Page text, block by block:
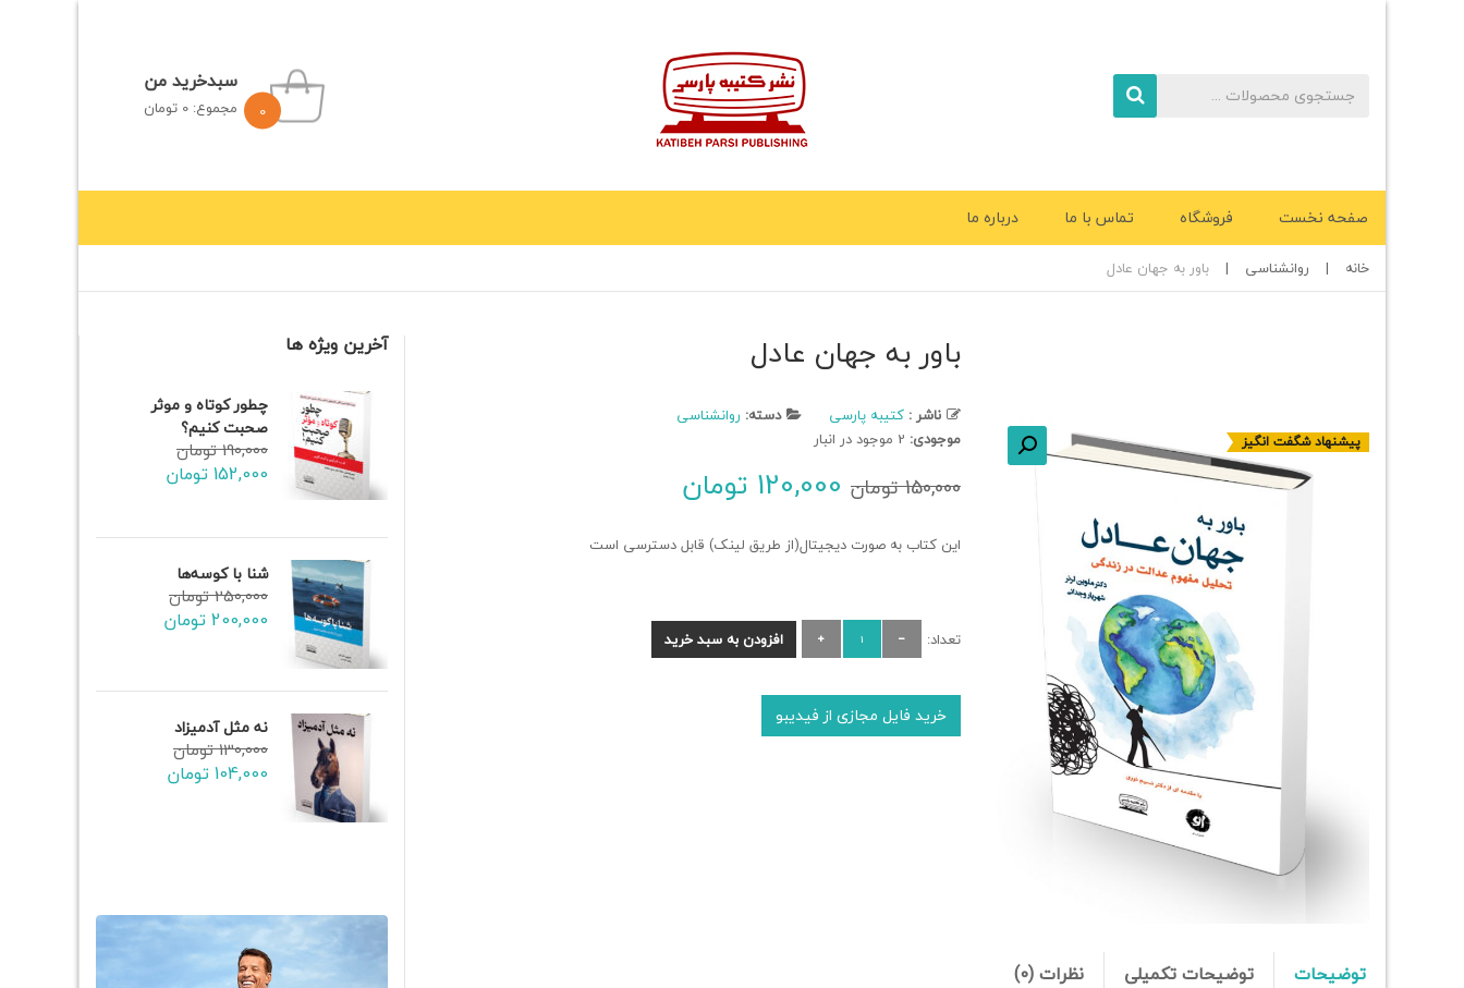
سبدخرید من
0 مجموع: 0 تومان
صفحه نخست فروشگاه تماس با ما درباره ما
خانه | روانشناسی | باور به جهان عادل
پیشنهاد شگفت انگیز
باور به جهان عادل
ناشر : کتیبه پارسی دسته: روانشناسی
موجودی: 2 موجود در انبار
150,000تومان 120,000 تومان
این کتاب به صورت دیجیتال(از طریق لینک) قابل دسترسی است
تعداد: افزودن به سبد خرید
خرید فایل مجازی از فیدیبو
توضیحات توضیحات تکمیلی نظرات (0)
آخرین ویژه ها
چطور کوتاه و موثر
صحبت کنیم؟
190,000تومان
152,000تومان
شنا با کوسه‌ها
250,000تومان
200,000تومان
نه مثل آدمیزاد
130,000تومان
104,000تومان